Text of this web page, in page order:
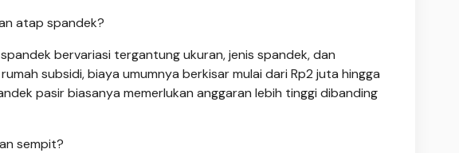
atap spandek?
bervariasi tergantung ukuran, jenis spandek, dan
subsidi, biaya umumnya berkisar mulai dari Rp2 juta hingga
pasir biasanya memerlukan anggaran lebih tinggi dibanding
sempit?